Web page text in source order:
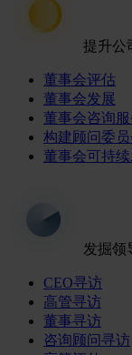
提升公
董事会评估
董事会发展
董事会咨询服
构建顾问委员
董事会可持
发掘领
CEO寻访
高管寻访
董事寻访
咨询顾问寻访